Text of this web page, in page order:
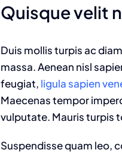
Quisque velit
Duis mollis turpis ac
massa. Aenean nisl
feugiat, ligula sapien
Maecenas tempor
vulputate. Mauris turpis
Suspendisse quam leo,